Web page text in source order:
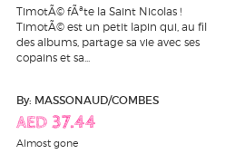
TimotÃ© fÃªte la Saint Nicolas !
TimotÃ© est un petit lapin qui, au fil
des albums, partage sa vie avec ses
copains et sa...
By: MASSONAUD/COMBES
AED 37.44
Almost gone